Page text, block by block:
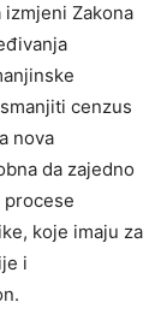
Zakona
cenzus
nova
da zajedno
procese
koje imaju za
i